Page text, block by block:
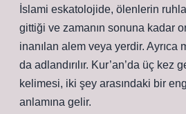
İslami eskatolojide, ölenlerin
gittiği ve zamanın sonuna kadar
inanılan alem veya yerdir. Ayrıca
da adlandırılır. Kur’an’da üç kez
kelimesi, iki şey arasındaki bir
anlamına gelir.